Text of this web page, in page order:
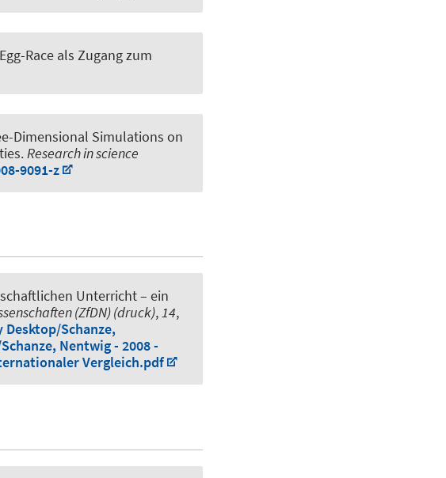
Race als Zugang zum
Dimensional Simulations on
.Research in science
9091-z
Unterricht – ein
(ZfDN) (druck),14,
Schanze,
Nentwig - 2008 -
Vergleich.pdf